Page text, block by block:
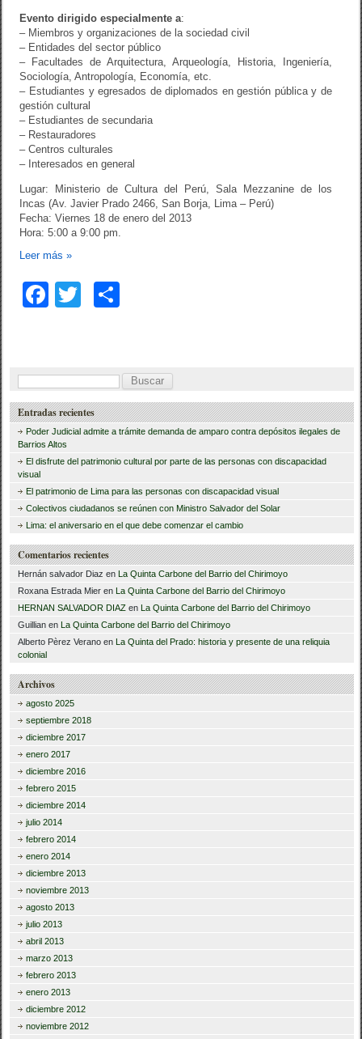
Evento dirigido especialmente a:
– Miembros y organizaciones de la sociedad civil
– Entidades del sector público
– Facultades de Arquitectura, Arqueología, Historia, Ingeniería,
Sociología, Antropología, Economía, etc.
– Estudiantes y egresados de diplomados en gestión pública y de
gestión cultural
– Estudiantes de secundaria
– Restauradores
– Centros culturales
– Interesados en general
Lugar: Ministerio de Cultura del Perú, Sala Mezzanine de los
Incas (Av. Javier Prado 2466, San Borja, Lima – Perú)
Fecha: Viernes 18 de enero del 2013
Hora: 5:00 a 9:00 pm.
Leer más»
F
e
b
o
o
T
er p
ar
tir
B
u
s
c
a
r
:
Entradas recientes
Poder Judicial admite a trámite demanda de amparo contra depósitos ilegales de
Barrios Altos
El disfrute del patrimonio cultural por parte de las personas con discapacidad
visual
El patrimonio de Lima para las personas con discapacidad visual
Colectivos ciudadanos se reúnen con Ministro Salvador del Solar
Lima: el aniversario en el que debe comenzar el cambio
Comentarios recientes
Hernán salvador Diaz en La Quinta Carbone del Barrio del Chirimoyo
Roxana Estrada Mier en La Quinta Carbone del Barrio del Chirimoyo
HERNAN SALVADOR DIAZ en La Quinta Carbone del Barrio del Chirimoyo
Guillian en La Quinta Carbone del Barrio del Chirimoyo
Alberto Pèrez Verano en La Quinta del Prado: historia y presente de una reliquia
colonial
Archivos
agosto 2025
septiembre 2018
diciembre 2017
enero 2017
diciembre 2016
febrero 2015
diciembre 2014
julio 2014
febrero 2014
enero 2014
diciembre 2013
noviembre 2013
agosto 2013
julio 2013
abril 2013
marzo 2013
febrero 2013
enero 2013
diciembre 2012
noviembre 2012